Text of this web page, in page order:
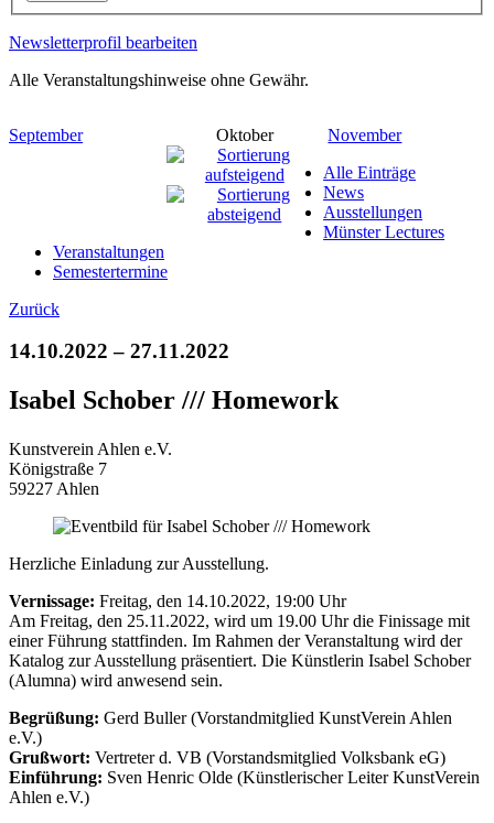
Newsletterprofil bearbeiten
Alle Veranstaltungshinweise ohne Gewähr.
September Oktober
November
Alle Einträge
News
Ausstellungen
Münster Lectures
Veranstaltungen
Semestertermine
Zurück
14.10.2022 – 27.11.2022
Isabel Schober /// Homework
Kunstverein Ahlen e.V.
Königstraße 7
59227 Ahlen
Herzliche Einladung zur Ausstellung.
Vernissage: Freitag, den 14.10.2022, 19:00 Uhr
Am Freitag, den 25.11.2022, wird um 19.00 Uhr die Finissage mit
einer Führung stattfinden. Im Rahmen der Veranstaltung wird der
Katalog zur Ausstellung präsentiert. Die Künstlerin Isabel Schober
(Alumna) wird anwesend sein.
Begrüßung: Gerd Buller (Vorstandmitglied KunstVerein Ahlen
e.V.)
Grußwort: Vertreter d. VB (Vorstandsmitglied Volksbank eG)
Einführung: Sven Henric Olde (Künstlerischer Leiter KunstVerein
Ahlen e.V.)